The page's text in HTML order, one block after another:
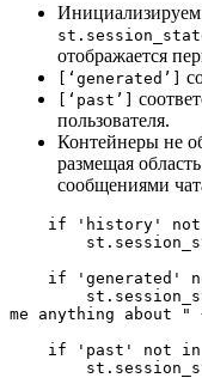
Инициализируем
отображается
[‘generated’]
[‘past’]
пользователя.
Контейнеры не
размещая
сообщениями
if 'history'
if
me anything about "
if 'past' not